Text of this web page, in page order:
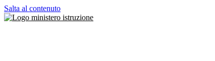
Salta al contenuto